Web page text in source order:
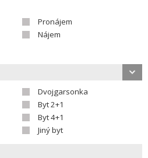
Pronájem
Nájem
Dvojgarsonka
Byt 2+1
Byt 4+1
Jiný byt